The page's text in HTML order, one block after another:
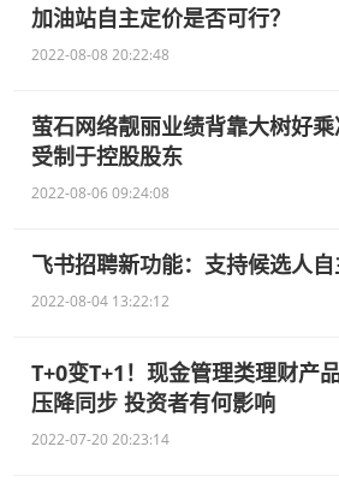
加油站自主定价是否可行？
2022-08-08 20:22:48
萤石网络靓丽业绩背靠大树好
受制于控股股东
2022-08-06 09:24:08
飞书招聘新功能：支持候选人
2022-08-04 13:22:12
T+0变T+1！现金管理类理财产
压降同步 投资者有何影响
2022-07-20 20:23:14